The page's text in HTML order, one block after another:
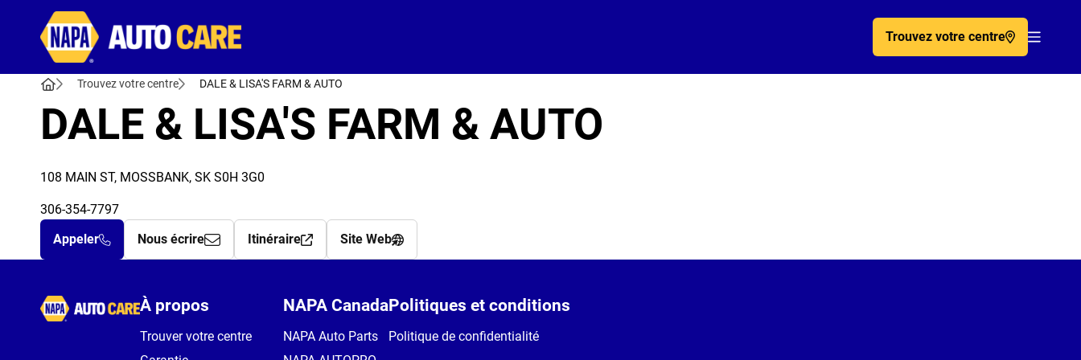
Trouvez votre centre
Trouvez votre centre DALE & LISA'S FARM & AUTO
DALE & LISA'S FARM & AUTO
108 MAIN ST, MOSSBANK, SK S0H 3G0
306-354-7797
Appeler
Nous écrire Itinéraire Site Web
Autocare
À propos
Trouver votre centre
NAPA Canada
NAPA Auto Parts
Politiques et conditions
Politique de confidentialité